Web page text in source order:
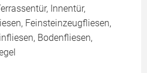
Innentür,
Feinsteinzeugfliesen,
Bodenfliesen,